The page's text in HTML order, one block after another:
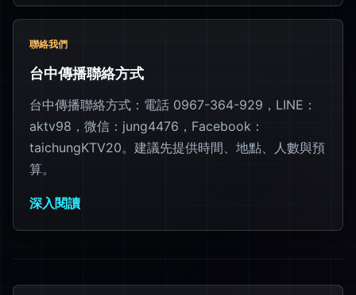
聯絡我們
台中傳播聯絡方式
台中傳播聯絡方式：電話 0967-364-929，LINE：
aktv98，微信：jung4476，Facebook：
taichungKTV20。建議先提供時間、地點、人數與預
算。
深入閱讀